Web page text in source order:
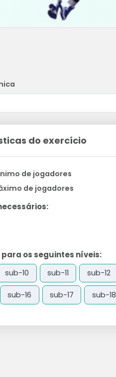
do exercício
de jogadores
de jogadores
os seguintes níveis:
sub-10 sub-11 sub-12
sub-16 sub-17 sub-18